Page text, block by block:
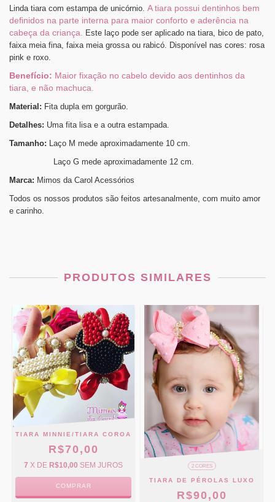
Linda tiara com estampa de unicórnio. A tiara possui dentinhos bem
definidos na parte interna para maior conforto e aderência na
cabeça da criança.
Este laço pode ser aplicado na tiara, bico de pato,
faixa meia fina, faixa meia grossa ou rabicó. Disponível nas cores: rosa
pink e roxo.
Benefício: Maior fixação no cabelo devido aos dentinhos da
tiara, e não machuca.
Material: Fita dupla em gorgurão.
Detalhes: Uma fita lisa e a outra estampada.
Tamanho: Laço M mede aproximadamente 10 cm.
Laço G mede aproximadamente 12 cm.
Marca: Mimos da Carol Acessórios
Todos os nossos produtos são feitos artesanalmente, com muito amor
e carinho.
PRODUTOS SIMILARES
TIARA MINNIE/TIARA COROA
R$70,00
7 X DE R$10,00 SEM JUROS
COMPRAR
2 CORES
TIARA DE PÉROLAS LUXO
R$90,00